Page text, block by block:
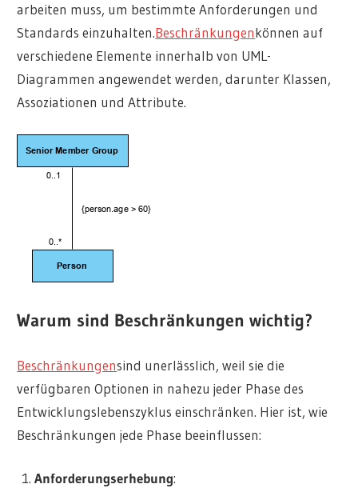
arbeiten muss, um bestimmte Anforderungen und
Standards einzuhalten.Beschränkungenkönnen auf
verschiedene Elemente innerhalb von UML-
Diagrammen angewendet werden, darunter Klassen,
Assoziationen und Attribute.
Warum sind Beschränkungen wichtig?
Beschränkungensind unerlässlich, weil sie die
verfügbaren Optionen in nahezu jeder Phase des
Entwicklungslebenszyklus einschränken. Hier ist, wie
Beschränkungen jede Phase beeinflussen:
Anforderungserhebung: